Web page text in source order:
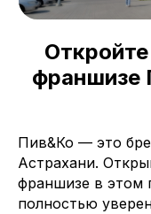
франшизе
Пив&Ко — это
Астрахани.
франшизе в этом
полностью